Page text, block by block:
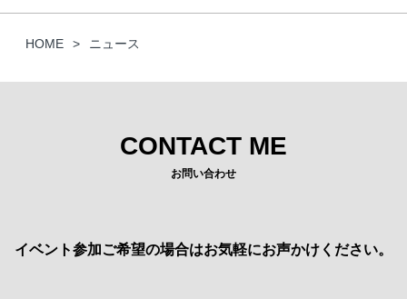
HOME ニュース
CONTACT ME
お問い合わせ
イベント参加ご希望の場合はお気軽にお声かけください。